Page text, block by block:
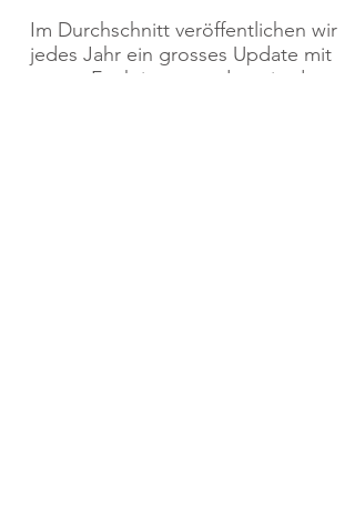
Im Durchschnitt veröffentlichen wir
jedes Jahr ein grosses Update mit
neuen Funktionen und zwei oder